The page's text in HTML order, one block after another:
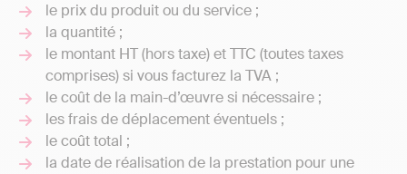
le prix du produit ou du service ;
la quantité ;
le montant HT (hors taxe) et TTC (toutes taxes
comprises) si vous facturez la TVA ;
le coût de la main-d’œuvre si nécessaire ;
les frais de déplacement éventuels ;
le coût total ;
la date de réalisation de la prestation pour une